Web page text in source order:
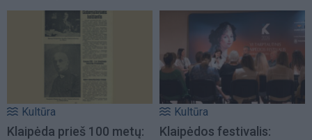
Kultūra
Klaipėda prieš 100 metų:
Kultūra
Klaipėdos festivalis: